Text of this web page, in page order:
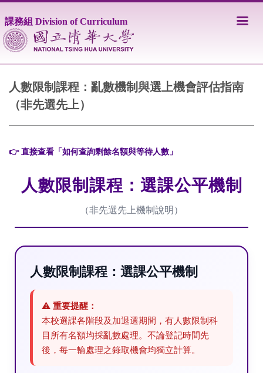
到
主
要
課務組 Division of Curriculum
人數限制課程：亂數機制與選上機會評估指南
（非先選先上）
👉 直接查看「如何查詢剩餘名額與等待人數」
人數限制課程：選課公平機制
（非先選先上機制說明）
人數限制課程：選課公平機制
⚠️ 重要提醒：
本校選課各階段及加退選期間，有人數限制科
目所有名額均採亂數處理。不論登記時間先
後，每一輪處理之錄取機會均獨立計算。